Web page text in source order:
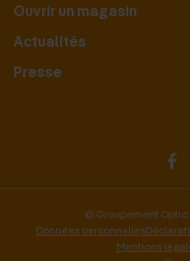
Ouvrir un magasin
Actualités
Presse
© Groupement Optic
Données personnelles
Mentions